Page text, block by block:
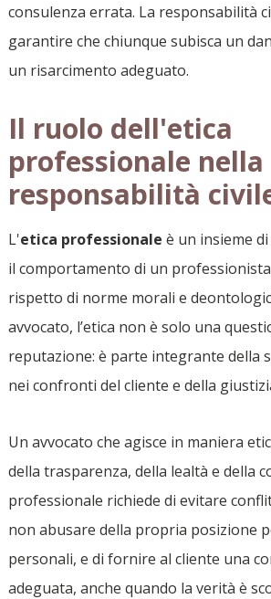
consulenza errata. La responsabilità
garantire che chiunque subisca un
un risarcimento adeguato.
Il ruolo dell'etica
professionale nella
responsabilità
L'etica professionale è un insieme
il comportamento di un
rispetto di norme morali e
avvocato, l’etica non è solo una
reputazione: è parte integrante della
nei confronti del cliente e della
Un avvocato che agisce in maniera
della trasparenza, della lealtà e della
professionale richiede di evitare
non abusare della propria posizione
personali, e di fornire al cliente una
adeguata, anche quando la verità è